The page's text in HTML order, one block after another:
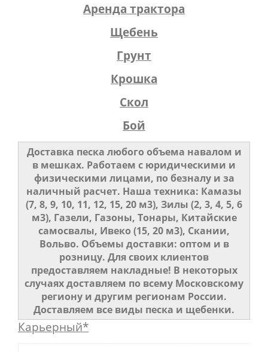
Аренда трактора
Щебень
Грунт
Крошка
Скол
Бой
Доставка песка любого объема навалом и
в мешках. Работаем с юридическими и
физическими лицами, по безналу и за
наличный расчет. Наша техника: Камазы
(7, 8, 9, 10, 11, 12, 15, 20 м3), Зилы (2, 3, 4, 5, 6
м3), Газели, Газоны, Тонары, Китайские
самосвалы, Ивеко (15, 20 м3), Скании,
Вольво. Объемы доставки: оптом и в
розницу. Для своих клиентов
предоставляем накладные! В некоторых
случаях доставляем по всему Московскому
региону и другим регионам России.
Доставляем все виды песка и щебенки.
Карьерный*